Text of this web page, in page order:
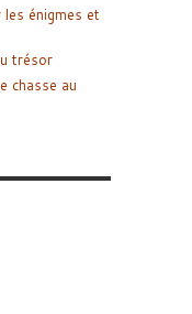
énigmes et
trésor
chasse au